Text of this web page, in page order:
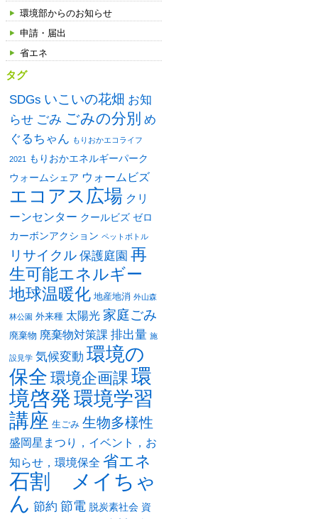
環境部からのお知らせ
申請・届出
省エネ
タグ
SDGs いこいの花畑 お知
らせ ごみ ごみの分別 め
ぐるちゃん もりおかエコライフ
2021
もりおかエネルギーパーク
ウォームシェア ウォームビズ
エコアス広場 クリ
ーンセンター クールビズ ゼロ
カーボンアクション ペットボトル
リサイクル 保護庭園 再
生可能エネルギー
地球温暖化 地産地消 外山森
林公園 外来種 太陽光 家庭ごみ
廃棄物 廃棄物対策課 排出量 施
設見学 気候変動 環境の
保全 環境企画課 環
境啓発環境学習
講座 生ごみ 生物多様性
盛岡星まつり，イベント，お
知らせ，環境保全 省エネ
石割 メイちゃ
ん 節約 節電 脱炭素社会 資